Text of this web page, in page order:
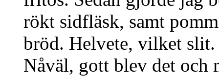
rökt sidfläsk, samt
bröd. Helvete, vilket slit.
Nåväl, gott blev det och